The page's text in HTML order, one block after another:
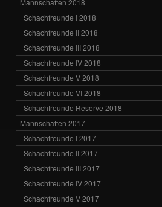
Schachfreunde I 2018
Schachfreunde II 2018
Schachfreunde III 2018
Schachfreunde IV 2018
Schachfreunde V 2018
Schachfreunde VI 2018
Schachfreunde Reserve 2018
Mannschaften 2017
Schachfreunde I 2017
Schachfreunde II 2017
Schachfreunde III 2017
Schachfreunde IV 2017
Schachfreunde V 2017